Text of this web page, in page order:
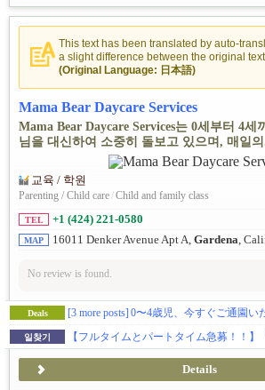
This text has been translated by auto-
a slight difference between the original
(Original Language: 日本語)
Mama Bear Daycare Services
Mama Bear Daycare Services는 0세부터 4세
님을 대신하여 소중히 돌보고 있으며, 매일
교육 / 학원
Parenting / Child care/Child and family class
TEL +1 (424) 221-0580
MAP 16011 Denker Avenue Apt A, Gardena,
No review is found.
Deals [3 more posts] 0〜4歳児、今すぐご通園いただけます！（3名募集中
일찾기
Details